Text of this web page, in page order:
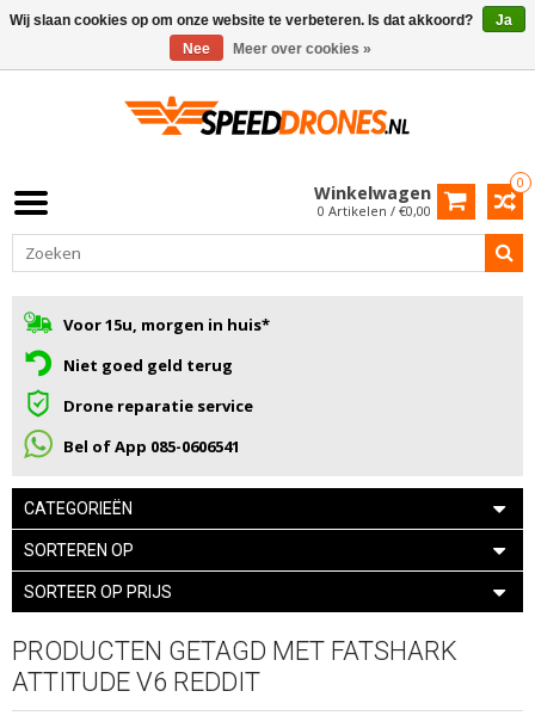
0
Winkelwagen
0 Artikelen / €0,00
Voor 15u, morgen in huis*
Niet goed geld terug
Drone reparatie service
Bel of App 085-0606541
CATEGORIEËN
SORTEREN OP
SORTEER OP PRIJS
PRODUCTEN GETAGD MET FATSHARK
ATTITUDE V6 REDDIT
Wij slaan cookies op om onze website te verbeteren. Is dat akkoord?
Ja
Nee
Meer over cookies »